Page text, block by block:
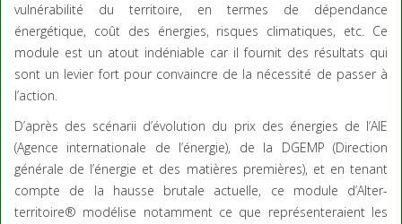
vulnérabilité du territoire, en termes de dépendance
énergétique, coût des énergies, risques climatiques, etc. Ce
module est un atout indéniable car il fournit des résultats qui
sont un levier fort pour convaincre de la nécessité de passer à
l’action.
D’après des scénarii d’évolution du prix des énergies de l’AIE
(Agence internationale de l’énergie), de la DGEMP (Direction
générale de l’énergie et des matières premières), et en tenant
compte de la hausse brutale actuelle, ce module d’Alter-
territoire® modélise notamment ce que représenteraient les